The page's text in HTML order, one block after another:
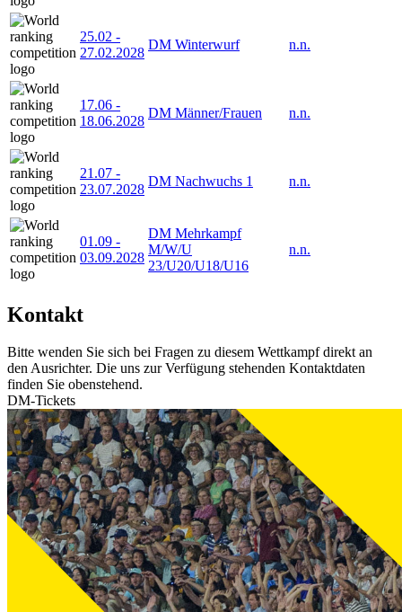
25.02 -
27.02.2028
DM Winterwurf n.n.
17.06 -
18.06.2028
DM Männer/Frauen n.n.
21.07 -
23.07.2028
DM Nachwuchs 1 n.n.
01.09 -
03.09.2028
DM Mehrkampf
M/W/U
23/U20/U18/U16
n.n.
Kontakt
Bitte wenden Sie sich bei Fragen zu diesem Wettkampf direkt an
den Ausrichter. Die uns zur Verfügung stehenden Kontaktdaten
finden Sie obenstehend.
DM-Tickets